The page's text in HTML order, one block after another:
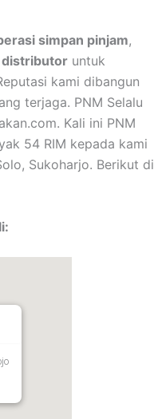
simpan pinjam,
distributor untuk
kami dibangun
terjaga. PNM Selalu
Kali ini PNM
54 RIM kepada kami
Sukoharjo. Berikut di